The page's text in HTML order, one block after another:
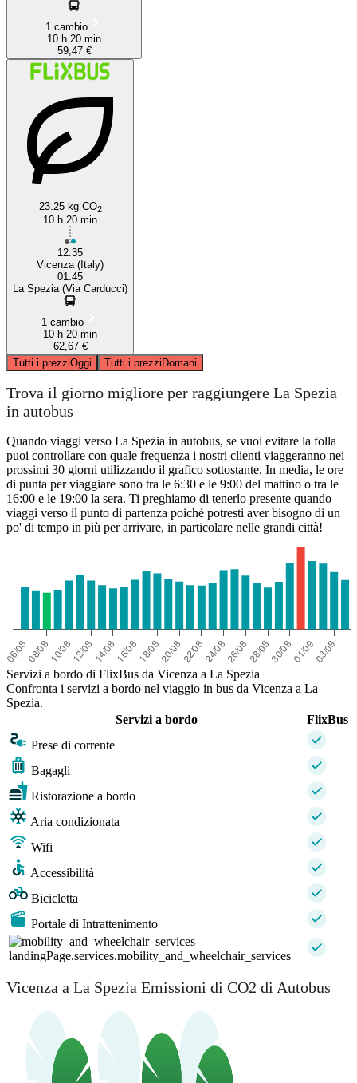
1 cambio
10 h 20 min
59,47 €
23.25 kg CO2
10 h 20 min
12:35
Vicenza (Italy)
01:45
La Spezia (Via Carducci)
1 cambio
10 h 20 min
62,67 €
Tutti i prezziOggi Tutti i prezziDomani
Trova il giorno migliore per raggiungere La Spezia
in autobus
Quando viaggi verso La Spezia in autobus, se vuoi evitare la folla
puoi controllare con quale frequenza i nostri clienti viaggeranno nei
prossimi 30 giorni utilizzando il grafico sottostante. In media, le ore
di punta per viaggiare sono tra le 6:30 e le 9:00 del mattino o tra le
16:00 e le 19:00 la sera. Ti preghiamo di tenerlo presente quando
viaggi verso il punto di partenza poiché potresti aver bisogno di un
po' di tempo in più per arrivare, in particolare nelle grandi città!
Servizi a bordo di FlixBus da Vicenza a La Spezia
Confronta i servizi a bordo nel viaggio in bus da Vicenza a La
Spezia.
Servizi a bordo
FlixBus
Prese di corrente
Bagagli
Ristorazione a bordo
Aria condizionata
Wifi
Accessibilità
Bicicletta
Portale di Intrattenimento
landingPage.services.mobility_and_wheelchair_services
Vicenza a La Spezia Emissioni di CO2 di Autobus